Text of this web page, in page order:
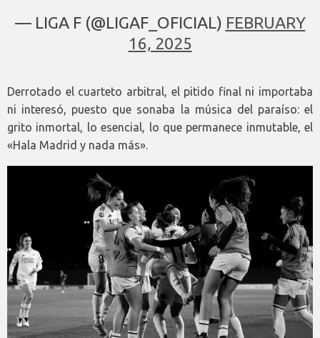
— LIGA F (@LIGAF_OFICIAL) FEBRUARY
16, 2025
Derrotado el cuarteto arbitral, el pitido final ni importaba
ni interesó, puesto que sonaba la música del paraíso: el
grito inmortal, lo esencial, lo que permanece inmutable, el
«Hala Madrid y nada más».